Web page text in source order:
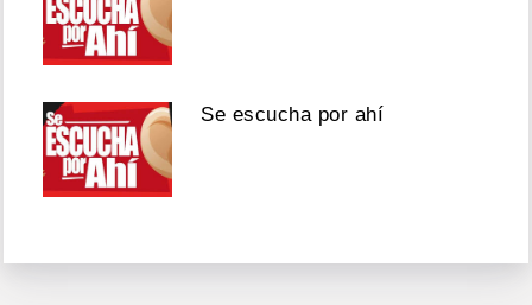
Se escucha por ahí